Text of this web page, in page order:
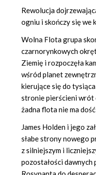
Rewolucja
ogniu i skończy się we
Wolna Flota grupa
czarnorynkowych
Ziemię i rozpoczęła
wśród planet
kierujące się do
stronie pierścieni wrót
żadna flota nie ma
James Holden i jego
słabe strony nowego
z silniejszym i
pozostałości